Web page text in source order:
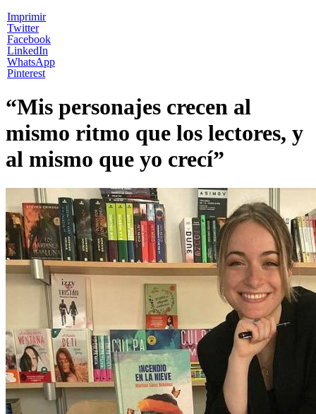
Imprimir
Twitter
Facebook
LinkedIn
WhatsApp
Pinterest
“Mis personajes crecen al
mismo ritmo que los lectores, y
al mismo que yo crecí”